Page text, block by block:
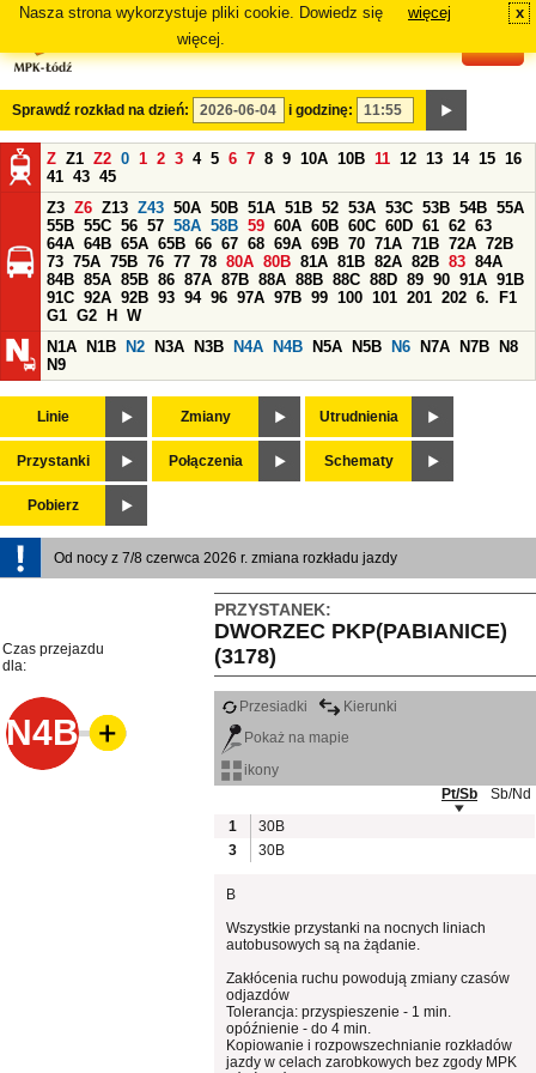
Nasza strona wykorzystuje pliki cookie. Dowiedz się
więcej.
więcej x
Sprawdź rozkład na dzień: i godzinę:
Z Z1 Z2 0 1 2 3 4 5 6 7 8 9 10A 10B 11 12 13 14 15 16
41 43 45
Z3 Z6 Z13 Z43 50A 50B 51A 51B 52 53A 53C 53B 54B 55A
55B 55C 56 57 58A 58B 59 60A 60B 60C 60D 61 62 63
64A 64B 65A 65B 66 67 68 69A 69B 70 71A 71B 72A 72B
73 75A 75B 76 77 78 80A 80B 81A 81B 82A 82B 83 84A
84B 85A 85B 86 87A 87B 88A 88B 88C 88D 89 90 91A 91B
91C 92A 92B 93 94 96 97A 97B 99 100 101 201 202 6.
F1
G1 G2 H
W
N1A
N1B N2 N3A N3B N4A N4B N5A N5B N6 N7A N7B
N8
N9
Linie Zmiany Utrudnienia
Przystanki Połączenia Schematy
Pobierz
Od nocy z 7/8 czerwca 2026 r. zmiana rozkładu jazdy
PRZYSTANEK:
DWORZEC PKP(PABIANICE)
(3178)
Czas przejazdu
dla:
N4B
Przesiadki
Kierunki
Pokaż na mapie
ikony
Pt/Sb
Sb/Nd
1
30B
3
30B
B
Wszystkie przystanki na nocnych liniach
autobusowych są na żądanie.
Zakłócenia ruchu powodują zmiany czasów
odjazdów
Tolerancja: przyspieszenie - 1 min.
opóźnienie - do 4 min.
Kopiowanie i rozpowszechnianie rozkładów
jazdy w celach zarobkowych bez zgody MPK